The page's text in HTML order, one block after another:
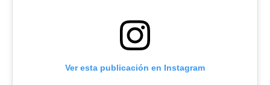
Ver esta publicación en Instagram